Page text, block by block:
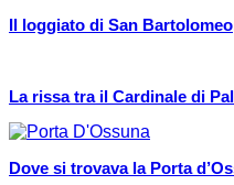
Il loggiato di San
La rissa tra il Cardinale di
Dove si trovava la Porta